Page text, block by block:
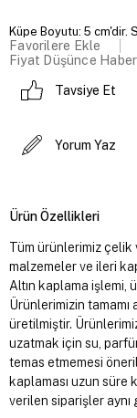
Küpe Boyutu: 5 cm'dir.
Favorilere Ekle
Fiyat Düşünce
Tavsiye Et
Yorum Yaz
Ürün Özellikleri
Tüm ürünlerimiz çelik
malzemeler ve ileri
Altın kaplama işlemi,
Ürünlerimizin
üretilmiştir.
uzatmak için su,
temas etmemesi
kaplaması uzun süre
verilen siparişler